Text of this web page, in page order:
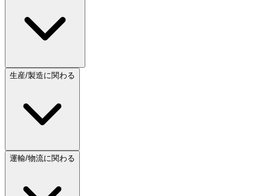
生産/製造に関わる
運輸/物流に関わる